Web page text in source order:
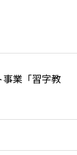
業「習字教